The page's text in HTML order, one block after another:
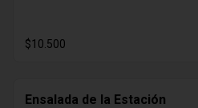
$10.500
Ensalada de la Estación